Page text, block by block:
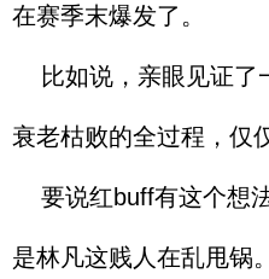
在赛季末爆发了。
比如说，亲眼见证了
衰老枯败的全过程，仅
要说红buff有这个想
是林凡这贱人在乱甩锅。